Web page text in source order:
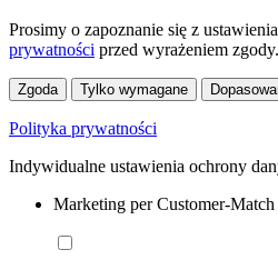
Prosimy o zapoznanie się z
prywatności przed wyrażeniem zgody.
Zgoda Tylko wymagane
Polityka prywatności
Indywidualne ustawienia ochrony
Marketing per Customer-Match